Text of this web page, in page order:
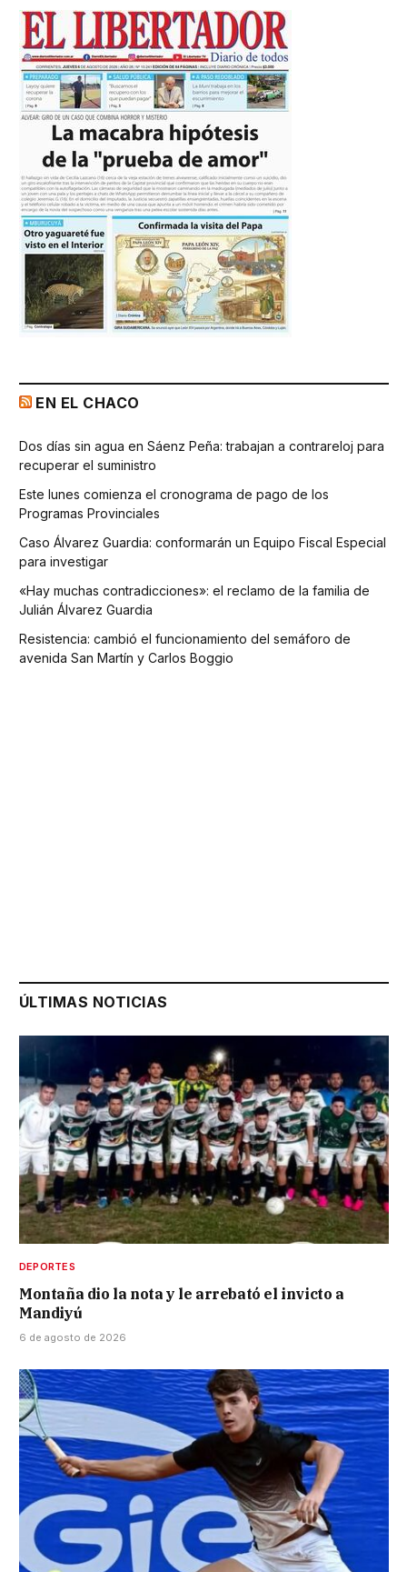
EN EL CHACO
Dos días sin agua en Sáenz Peña: trabajan a contrareloj para
recuperar el suministro
Este lunes comienza el cronograma de pago de los
Programas Provinciales
Caso Álvarez Guardia: conformarán un Equipo Fiscal Especial
para investigar
«Hay muchas contradicciones»: el reclamo de la familia de
Julián Álvarez Guardia
Resistencia: cambió el funcionamiento del semáforo de
avenida San Martín y Carlos Boggio
ÚLTIMAS NOTICIAS
DEPORTES
Montaña dio la nota y le arrebató el invicto a
Mandiyú
6 de agosto de 2026